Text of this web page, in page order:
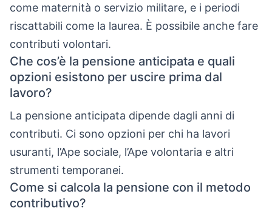
come maternità o servizio militare, e i periodi
riscattabili come la laurea. È possibile anche fare
contributi volontari.
Che cos’è la pensione anticipata e quali
opzioni esistono per uscire prima dal
lavoro?
La pensione anticipata dipende dagli anni di
contributi. Ci sono opzioni per chi ha lavori
usuranti, l’Ape sociale, l’Ape volontaria e altri
strumenti temporanei.
Come si calcola la pensione con il metodo
contributivo?